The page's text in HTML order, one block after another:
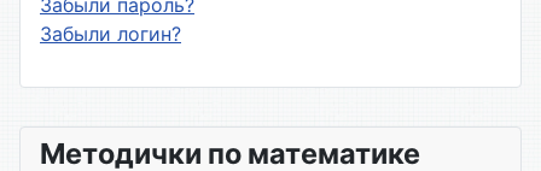
Методички по математике
Забыли логин?